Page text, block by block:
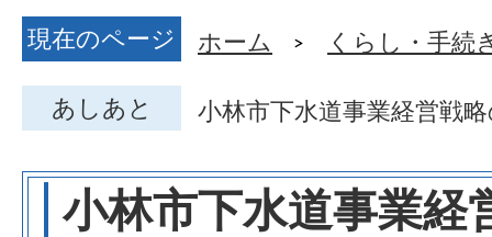
現在のページ ホーム くらし・手続
あしあと 小林市下水道事業経営戦
小林市下水道事業経